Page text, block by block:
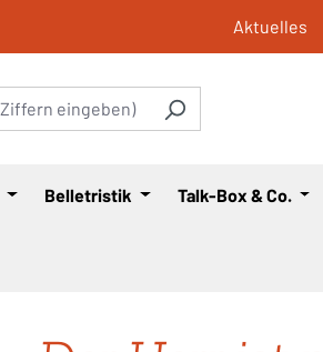
Aktuelles
Belletristik Talk-Box & Co.